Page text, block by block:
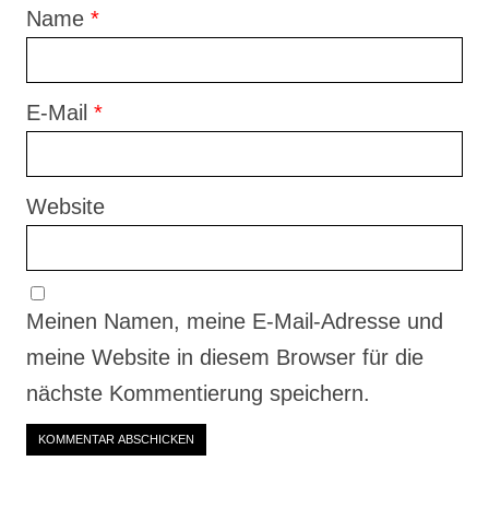
Name *
E-Mail *
Website
Meinen Namen, meine E-Mail-Adresse und
meine Website in diesem Browser für die
nächste Kommentierung speichern.